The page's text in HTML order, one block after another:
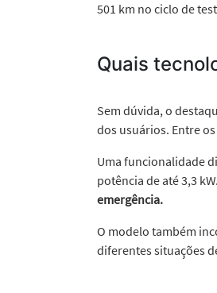
501 km no ciclo de
Quais
Sem dúvida, o
dos usuários. Entre
Uma funcionalidade
potência de até 3,3
emergência.
O modelo também
diferentes situações